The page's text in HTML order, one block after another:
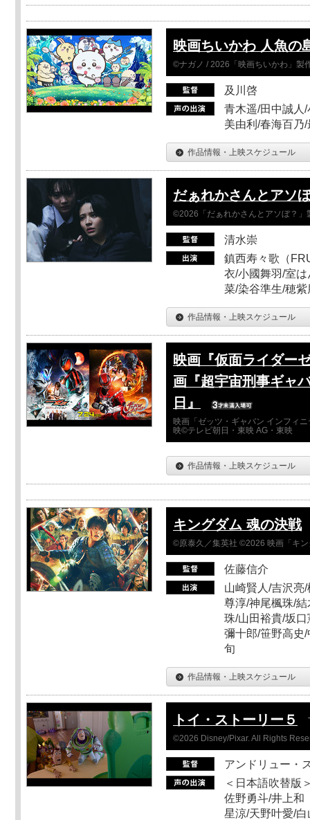
映画ちいかわ 人魚の
©ナガノ / 2026「映画ちいかわ」製
及川啓
青木遥/田中誠人
美由利/春海百乃
作品情報・上映スケジュール
だぁれかさんとアソ
©2026「だぁれかさんとアソぼ？」
清水崇
鎮西寿々歌（
衣/小國舞羽/室
菜/染谷準生/穂
作品情報・上映スケジュール
映画『仮面ライダー
画『超宇宙刑事ギャ
日』
映画「ゼッツ・ギャバン インフィ
映©テレビ朝日・東映 AG・東映
作品情報・上映スケジュール
キングダム 魂の決戦
©原泰久／集英社 ©2026 映画「キ
佐藤信介
山崎賢人/吉沢亮
尊淳/神尾楓珠/
珠/山田裕貴/坂
彌十郎/笹野高史
旬
作品情報・上映スケジュール
トイ・ストーリー５
©2026 Disney/Pixar. All Rights
アンドリュー・
＜日本語吹替版
佐野勇斗/井上和
星涼/天野叶愛/